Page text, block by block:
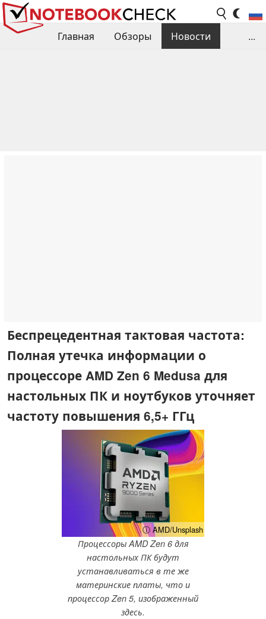
Главная Обзоры
Новости
...
Беспрецедентная тактовая частота:
Полная утечка информации о
процессоре AMD Zen 6 Medusa для
настольных ПК и ноутбуков уточняет
частоту повышения 6,5+ ГГц
ⓘ AMD/Unsplash
Процессоры AMD Zen 6 для
настольных ПК будут
устанавливаться в те же
материнские платы, что и
процессор Zen 5, изображенный
здесь.